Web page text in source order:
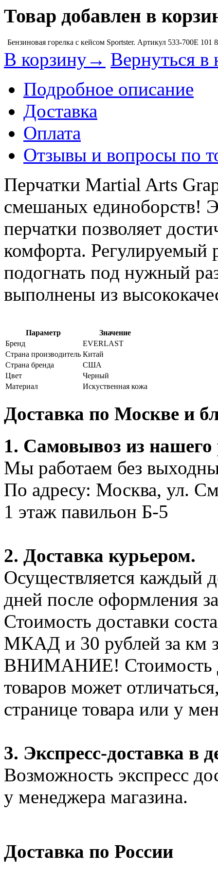
Товар добавлен в
Бензиновая горелка с кейсом Sportster. Артикул 533-700E 101
В корзину→ Вернуться в
Подробное описание
Доставка
Оплата
Отзывы и вопросы по
Перчатки Martial Arts
смешаных единоборств!
перчатки позволяет
комфорта. Регулируемый
подогнать под нужный
выполнены из
Параметр
Значение
Бренд
EVERLAST
Страна производитель Китай
Страна бренда
США
Цвет
Черный
Материал
Искуственная кожа
Доставка по Москве и
1. Самовывоз из нашего
Мы работаем без
По адресу: Москва, ул.
1 этаж павильон Б-5
2. Доставка курьером.
Осуществляется каждый
дней после оформления
Стоимость доставки
МКАД и 30 рублей за км
ВНИМАНИЕ! Стоимость
товаров может
странице товара или у
3. Экспресс-доставка в
Возможность экспресс
у менеджера магазина.
Доставка по России